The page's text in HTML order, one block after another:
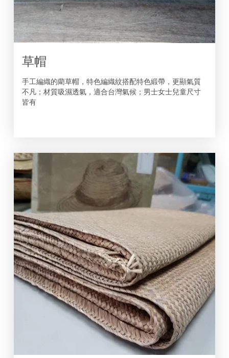
草帽
手工編織的藺草帽，特色編織紋搭配特色緞帶，更顯氣質
不凡；材質吸濕透氣，適合台灣氣候；男士女士兒童尺寸
皆有